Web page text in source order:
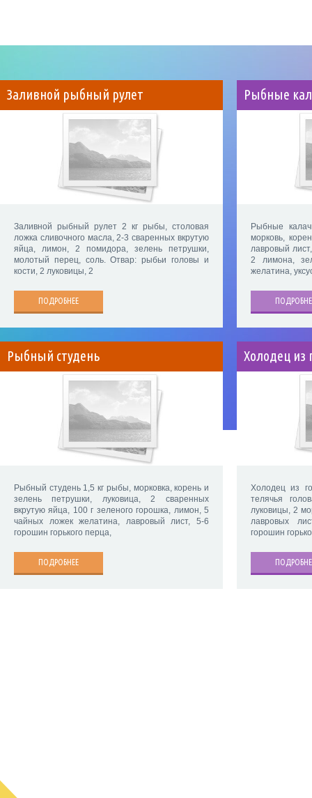
Заливной рыбный рулет
Заливной рыбный рулет 2 кг рыбы, столовая
ложка сливочного масла, 2-3 сваренных вкрутую
яйца, лимон, 2 помидора, зелень петрушки,
молотый перец, соль. Отвар: рыбьи головы и
кости, 2 луковицы, 2
ПОДРОБНЕЕ
Рыбные
Рыбные
морковь,
лавровый
2 лимона,
желатина,
Рыбный студень
Рыбный студень 1,5 кг рыбы, морковка, корень и
зелень петрушки, луковица, 2 сваренных
вкрутую яйца, 100 г зеленого горошка, лимон, 5
чайных ложек желатина, лавровый лист, 5-6
горошин горького перца,
ПОДРОБНЕЕ
Холодец из
Холодец из
телячья
луковицы, 2
лавровых
горошин